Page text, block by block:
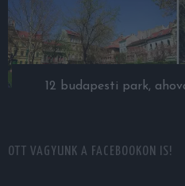
12 budapesti park,
OTT VAGYUNK A FACEBOOKON IS!